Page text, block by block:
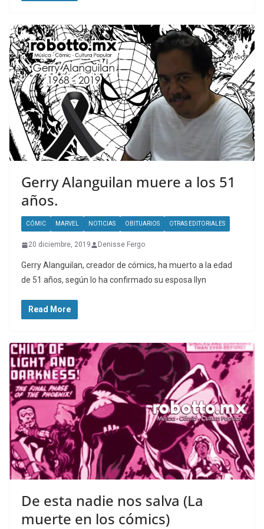
Gerry Alanguilan muere a los 51
años.
CÓMIC MARVEL NOTICIAS OBITUARIOS OTRAS EDITORIALES
20 diciembre, 2019 Denisse Fergo
Gerry Alanguilan, creador de cómics, ha muerto a la edad
de 51 años, según lo ha confirmado su esposa Ilyn
Read More
De esta nadie nos salva (La
muerte en los cómics)